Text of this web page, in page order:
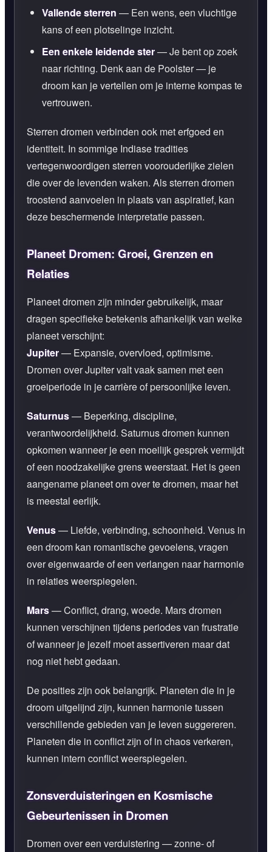
Vallende sterren — Een wens, een vluchtige
kans of een plotselinge inzicht.
Een enkele leidende ster— Je bent op zoek
naar richting. Denk aan de Poolster — je
droom kan je vertellen om je interne kompas te
vertrouwen.
Sterren dromen verbinden ook met erfgoed en
identiteit. In sommige Indiase tradities
vertegenwoordigen sterren voorouderlijke zielen
die over de levenden waken. Als sterren dromen
troostend aanvoelen in plaats van aspiratief, kan
deze beschermende interpretatie passen.
Planeet Dromen: Groei, Grenzen en
Relaties
Planeet dromen zijn minder gebruikelijk, maar
dragen specifieke betekenis afhankelijk van welke
planeet verschijnt:
Jupiter— Expansie, overvloed, optimisme.
Dromen over Jupiter valt vaak samen met een
groeiperiode in je carrière of persoonlijke leven.
Saturnus— Beperking, discipline,
verantwoordelijkheid. Saturnus dromen kunnen
opkomen wanneer je een moeilijk gesprek vermijdt
of een noodzakelijke grens weerstaat. Het is geen
aangename planeet om over te dromen, maar het
is meestal eerlijk.
Venus— Liefde, verbinding, schoonheid. Venus in
een droom kan romantische gevoelens, vragen
over eigenwaarde of een verlangen naar harmonie
in relaties weerspiegelen.
Mars— Conflict, drang, woede. Mars dromen
kunnen verschijnen tijdens periodes van frustratie
of wanneer je jezelf moet assertiveren maar dat
nog niet hebt gedaan.
De posities zijn ook belangrijk. Planeten die in je
droom uitgelijnd zijn, kunnen harmonie tussen
verschillende gebieden van je leven suggereren.
Planeten die in conflict zijn of in chaos verkeren,
kunnen intern conflict weerspiegelen.
Zonsverduisteringen en Kosmische
Gebeurtenissen in Dromen
Dromen over een verduistering — zonne- of